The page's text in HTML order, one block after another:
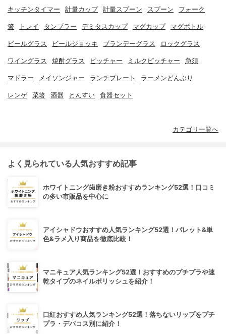
キッチンタイマー 計量カップ 計量スプーン スプーン フォーク
箸 トレイ タンブラー デミタスカップ マグカップ マグボトル
ビールグラス ビールジョッキ ブランデーグラス ロックグラス
ワイングラス 焼酎グラス ピッチャー ミルクピッチャー 急須
マドラー メイソンジャー ランチプレート ラーメンどんぶり
レンゲ 菜箸 酒器 とんすい 食器セット
カテゴリ一覧へ
よく見られている人気おすすめ記事
ホワイトニング歯磨き粉おすすめランキング52選！口コミ
の多い市販品を中心に
アイシャドウおすすめ人気ランキング52選！パレット&単
色&ラメ入り商品を徹底比較！
マニキュア人気ランキング52選！おすすめのプチプラや速
乾タイプのネイルポリッシュを紹介！
口紅おすすめ人気ランキング52選！落ちないリップをプチ
プラ・デパコス別に紹介！